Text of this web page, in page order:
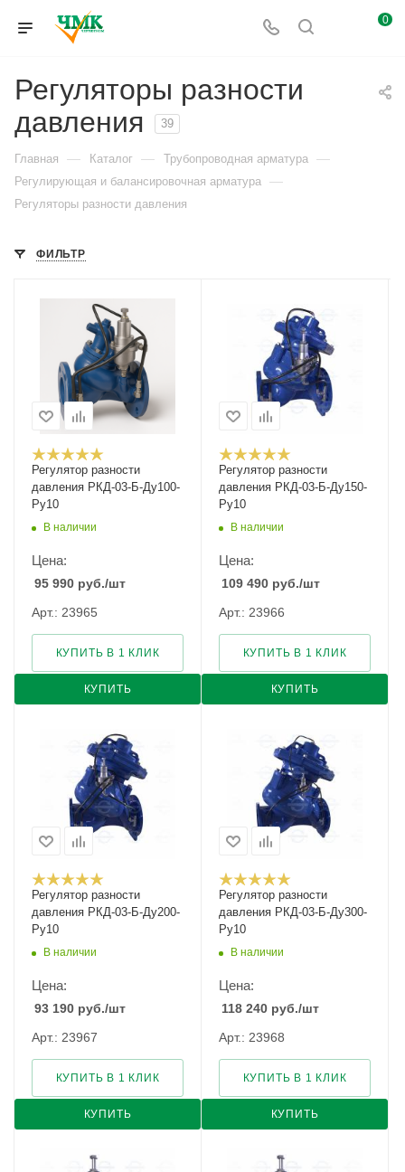
0
Регуляторы разности
давления
39
Главная — Каталог — Трубопроводная арматура —
Регулирующая и балансировочная арматура —
Регуляторы разности давления
ФИЛЬТР
Регулятор разности
давления РКД-03-Б-Ду100-
Ру10
В наличии
Цена:
95 990 руб./шт
Арт.: 23965
КУПИТЬ
КУПИТЬ В 1 КЛИК
Регулятор разности
давления РКД-03-Б-Ду150-
Ру10
В наличии
Цена:
109 490 руб./шт
Арт.: 23966
КУПИТЬ
КУПИТЬ В 1 КЛИК
Регулятор разности
давления РКД-03-Б-Ду200-
Ру10
В наличии
Цена:
93 190 руб./шт
Арт.: 23967
КУПИТЬ
КУПИТЬ В 1 КЛИК
Регулятор разности
давления РКД-03-Б-Ду300-
Ру10
В наличии
Цена:
118 240 руб./шт
Арт.: 23968
КУПИТЬ
КУПИТЬ В 1 КЛИК